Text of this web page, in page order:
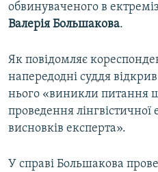
обвинуваченого в
Валерія Большакова.
Як повідомляє
напередодні суддя
нього «виникли питання
проведення лінгвістичної
висновків експерта».
У справі Большакова